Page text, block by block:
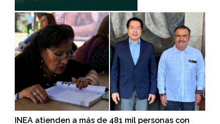
INEA atienden a más de 481 mil personas con